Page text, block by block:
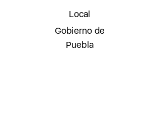
Local
Gobierno de
Puebla